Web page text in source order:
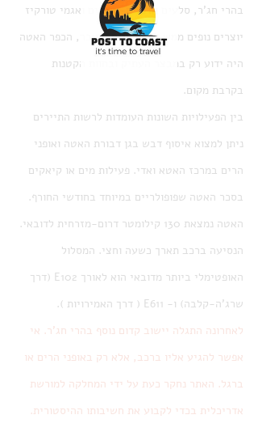
בהרי חג'ר, סלעים אדומים-אפורים ואגמי טורקיז
יוצרים נופים ממש לא ארציים. בעבר, הכפר האטה
היה ידוע רק במבצר העתיק ובחוות הקטנות
בקרבת מקום.
בין הפעילויות השונות העומדות לרשות התיירים
ניתן למצוא איסוף דבש בגן ​​דבורת האטה ואופני
הרים במרכז האטא ואדי. פעילות מים או קיאקים
בסכר האטה שפופולריים במיוחד בחודשי החורף.
האטה נמצאת 130 קילומטר דרום-מזרחית לדובאי.
הנסיעה ברכב תארך כשעה וחצי. המסלול
האופטימלי ביותר מדובאי הוא לאורך E102 (דרך
שרג'ה-קלבה) ו- E611 ( דרך האמירויות ).
לאחרונה התגלה יישוב קדום נוסף בהרי חג'ר. אי
אפשר להגיע אליו ברכב, אלא רק באופני הרים או
ברגל. האתר נחקר כעת על ידי המחלקה למורשת
אדריכלית בכדי לקבוע את חשיבותו ההיסטורית.